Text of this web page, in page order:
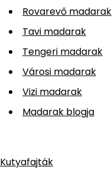
Rovarevő madarak
Tavi madarak
Tengeri madarak
Városi madarak
Vizi madarak
Madarak blogja
Kutyafajták